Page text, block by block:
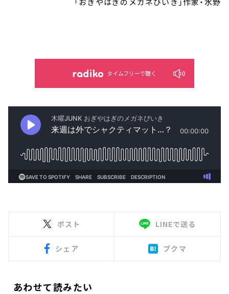
タイムフリーで聴く
ポスト LINEで送る
シェア ブクマ
あわせて読みたい